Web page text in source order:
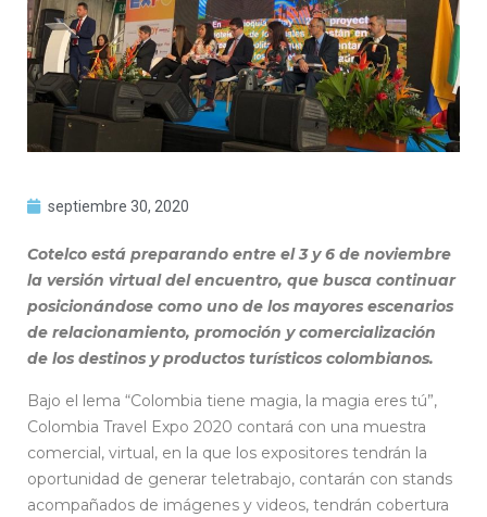
septiembre 30, 2020
Cotelco está preparando entre el 3 y 6 de noviembre
la versión virtual del encuentro, que busca continuar
posicionándose como uno de los mayores escenarios
de relacionamiento, promoción y comercialización
de los destinos y productos turísticos colombianos.
Bajo el lema “Colombia tiene magia, la magia eres tú”,
Colombia Travel Expo 2020 contará con una muestra
comercial, virtual, en la que los expositores tendrán la
oportunidad de generar teletrabajo, contarán con stands
acompañados de imágenes y videos, tendrán cobertura